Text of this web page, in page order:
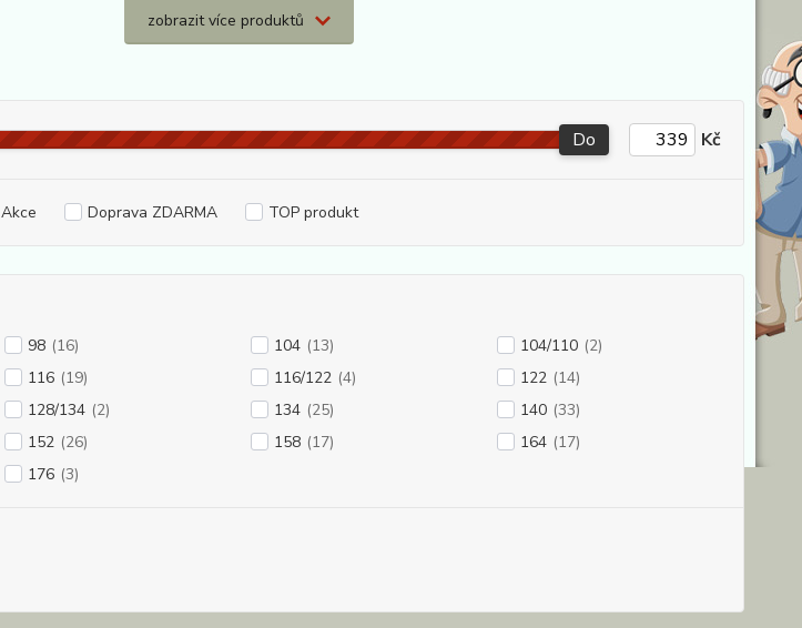
zobrazit více produktů
Do Kč
Akce Doprava ZDARMA TOP produkt
98 (16) 104 (13) 104/110 (2)
116 (19) 116/122 (4) 122 (14)
128/134 (2) 134 (25) 140 (33)
152 (26) 158 (17) 164 (17)
176 (3)